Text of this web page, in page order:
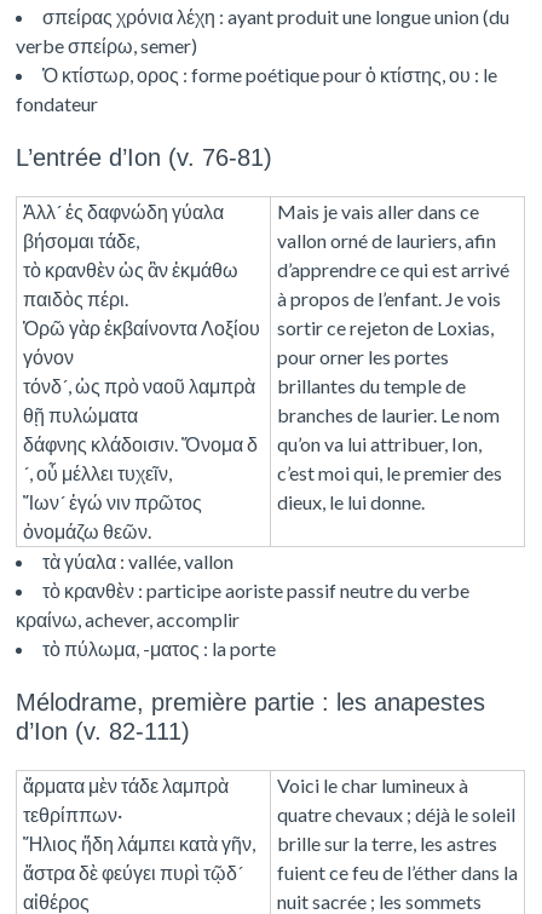
σπείρας χρόνια λέχη : ayant produit une longue union (du
verbe σπείρω, semer)
Ὁ κτίστωρ, ορος : forme poétique pour ὁ κτίστης, ου : le
fondateur
L’entrée d’Ion (v. 76-81)
Ἀλλ´ ἐς δαφνώδη γύαλα
βήσομαι τάδε,
τὸ κρανθὲν ὡς ἂν ἐκμάθω
παιδὸς πέρι.
Ὁρῶ γὰρ ἐκβαίνοντα Λοξίου
γόνον
τόνδ´, ὡς πρὸ ναοῦ λαμπρὰ
θῇ πυλώματα
δάφνης κλάδοισιν. Ὄνομα δ
´, οὗ μέλλει τυχεῖν,
Ἴων´ ἐγώ νιν πρῶτος
ὀνομάζω θεῶν.
Mais je vais aller dans ce
vallon orné de lauriers, afin
d’apprendre ce qui est arrivé
à propos de l’enfant. Je vois
sortir ce rejeton de Loxias,
pour orner les portes
brillantes du temple de
branches de laurier. Le nom
qu’on va lui attribuer, Ion,
c’est moi qui, le premier des
dieux, le lui donne.
τὰ γύαλα : vallée, vallon
τὸ κρανθὲν : participe aoriste passif neutre du verbe
κραίνω, achever, accomplir
τὸ πύλωμα, -ματος : la porte
Mélodrame, première partie : les anapestes
d’Ion (v. 82-111)
ἅρματα μὲν τάδε λαμπρὰ
τεθρίππων·
Ἥλιος ἤδη λάμπει κατὰ γῆν,
ἄστρα δὲ φεύγει πυρὶ τῷδ´
αἰθέρος
Voici le char lumineux à
quatre chevaux ; déjà le soleil
brille sur la terre, les astres
fuient ce feu de l’éther dans la
nuit sacrée ; les sommets